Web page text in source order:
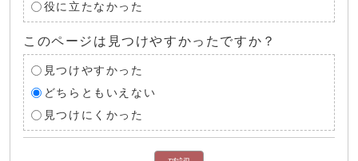
役に立たなかった
このページは見つけやすかったですか？
見つけやすかった
どちらともいえない
見つけにくかった